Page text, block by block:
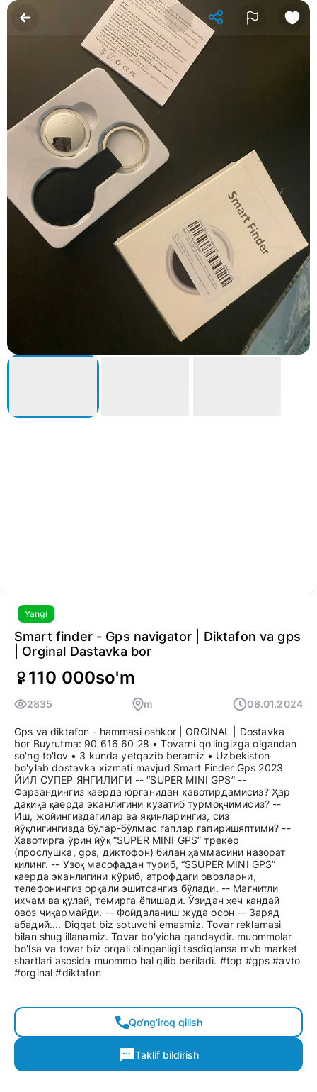
Yangi
Smart finder - Gps navigator | Diktafon va gps
| Orginal Dastavka bor
110 000so'm
2835 m 08.01.2024
Gps va diktafon - hammasi oshkor | ORGINAL | Dostavka
bor Buyrutma: 90 616 60 28 • Tovarni qo'lingizga olgandan
so'ng to'lov • 3 kunda yetqazib beramiz • Uzbekiston
bo'ylab dostavka xizmati mavjud Smart Finder Gps 2023
ЙИЛ СУПЕР ЯНГИЛИГИ -- “SUPER MINI GPS” --
Фарзандингиз қаерда юрганидан хавотирдамисиз? Ҳар
дақиқа қаерда эканлигини кузатиб турмоқчимисиз? --
Иш, жойингиздагилар ва яқинларингиз, сиз
йўқлигингизда бўлар-бўлмас гаплар гапиришяптими? --
Хавотирга ўрин йўқ “SUPER MINI GPS” трекер
(прослушка, gps, диктофон) билан ҳаммасини назорат
қилинг. -- Узоқ масофадан туриб, “SSUPER MINI GPS”
қаерда эканлигини кўриб, атрофдаги овозларни,
телефонингиз орқали эшитсангиз бўлади. -- Магнитли
ихчам ва қулай, темирга ёпишади. Ўзидан ҳеч қандай
овоз чиқармайди. -- Фойдаланиш жуда осон -- Заряд
абадий.... Diqqat biz sotuvchi emasmiz. Tovar reklamasi
bilan shug'illanamiz. Tovar bo'yicha qandaydir. muommolar
bo'lsa va tovar biz orqali olinganligi tasdiqlansa mvb market
shartlari asosida muommo hal qilib beriladi. #top #gps #avto
#orginal #diktafon
Qo‘ng‘iroq qilish
Taklif bildirish